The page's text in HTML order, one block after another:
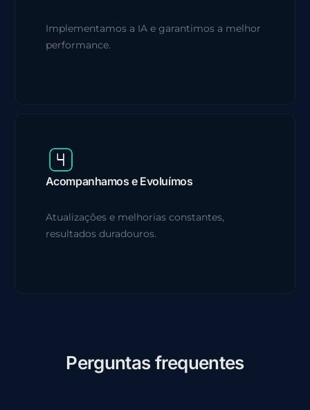
Implementamos a IA e garantimos a melhor
performance.
Acompanhamos e Evoluímos
Atualizações e melhorias constantes,
resultados duradouros.
Perguntas frequentes